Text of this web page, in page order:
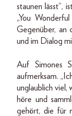
staunen lässt“,
„You
Gegenüber, an
und im Dialog
Auf Simones
aufmerksam.
unglaublich viel,
höre und
gehört, die für